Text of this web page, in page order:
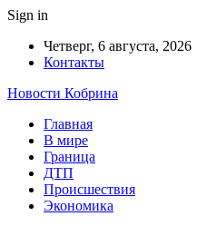
Sign in
Четверг, 6 августа, 2026
Контакты
Новости Кобрина
Главная
В мире
Граница
ДТП
Происшествия
Экономика